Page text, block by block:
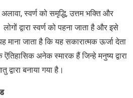
स्वर्ण को समृद्धि, उत्तम भक्ति और
द्वारा स्वर्ण को पहना जाता है और इसे
माना जाता है कि यह सकारात्मक ऊर्जा देता
अनेक स्मारक हैं जिन्हे मनुष्य द्वारा
बनाया गया है।